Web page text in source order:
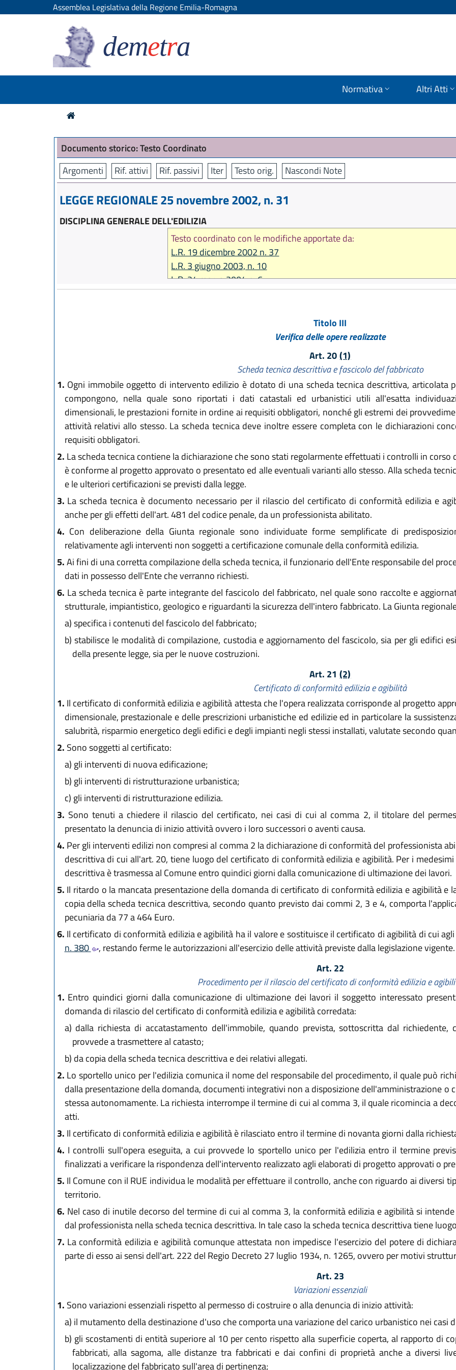
Assemblea Legislativa della Regione Emilia-Romagna
demetra
Normativa Altri Atti
Documento storico: Testo Coordinato
Argomenti
Rif. attivi Rif. passivi Iter Testo orig. Nascondi Note
LEGGE REGIONALE 25 novembre 2002, n. 31
DISCIPLINA GENERALE DELL'EDILIZIA
Testo coordinato con le modifiche apportate da:
L.R. 19 dicembre 2002 n. 37
L.R. 3 giugno 2003, n. 10
L.R. 24 marzo 2004 n. 6
L.R. 21 ottobre 2004 n. 23
Titolo III
Verifica delle opere realizzate
Art. 20(1)
Scheda tecnica descrittiva e fascicolo del fabbricato
1. Ogni immobile oggetto di intervento edilizio è dotato di una scheda tecnica descrittiva, articolata
compongono, nella quale sono riportati i dati catastali ed urbanistici utili all'esatta
dimensionali, le prestazioni fornite in ordine ai requisiti obbligatori, nonché gli estremi dei
attività relativi allo stesso. La scheda tecnica deve inoltre essere completa con le dichiarazioni
requisiti obbligatori.
2. La scheda tecnica contiene la dichiarazione che sono stati regolarmente effettuati i controlli in corso
è conforme al progetto approvato o presentato ed alle eventuali varianti allo stesso. Alla scheda
e le ulteriori certificazioni se previsti dalla legge.
3. La scheda tecnica è documento necessario per il rilascio del certificato di conformità edilizia e
anche per gli effetti dell'art. 481 del codice penale, da un professionista abilitato.
4. Con deliberazione della Giunta regionale sono individuate forme semplificate di
relativamente agli interventi non soggetti a certificazione comunale della conformità edilizia.
5.Ai fini di una corretta compilazione della scheda tecnica, il funzionario dell'Ente responsabile del
dati in possesso dell'Ente che verranno richiesti.
6. La scheda tecnica è parte integrante del fascicolo del fabbricato, nel quale sono raccolte e
strutturale, impiantistico, geologico e riguardanti la sicurezza dell'intero fabbricato. La Giunta
a)specifica i contenuti del fascicolo del fabbricato;
b) stabilisce le modalità di compilazione, custodia e aggiornamento del fascicolo, sia per gli edifici
della presente legge, sia per le nuove costruzioni.
Art. 21 (2)
Certificato di conformità edilizia e agibilità
1. Il certificato di conformità edilizia e agibilità attesta che l'opera realizzata corrisponde al progetto
dimensionale, prestazionale e delle prescrizioni urbanistiche ed edilizie ed in particolare la
salubrità, risparmio energetico degli edifici e degli impianti negli stessi installati, valutate secondo
2. Sono soggetti al certificato:
a) gli interventi di nuova edificazione;
b) gli interventi di ristrutturazione urbanistica;
c) gli interventi di ristrutturazione edilizia.
3. Sono tenuti a chiedere il rilascio del certificato, nei casi di cui al comma 2, il titolare del
presentato la denuncia di inizio attività ovvero i loro successori o aventi causa.
4. Per gli interventi edilizi non compresi al comma 2 la dichiarazione di conformità del professionista
descrittiva di cui all'art. 20, tiene luogo del certificato di conformità edilizia e agibilità. Per i
descrittiva è trasmessa al Comune entro quindici giorni dalla comunicazione di ultimazione dei lavori.
5. Il ritardo o la mancata presentazione della domanda di certificato di conformità edilizia e agibilità e
copia della scheda tecnica descrittiva, secondo quanto previsto dai commi 2, 3 e 4, comporta
pecuniaria da 77 a 464 Euro.
6. Il certificato di conformità edilizia e agibilità ha il valore e sostituisce il certificato di agibilità di cui
n. 380
, restando ferme le autorizzazioni all'esercizio delle attività previste dalla legislazione vigente.
Art. 22
Procedimento per il rilascio del certificato di conformità edilizia e
1. Entro quindici giorni dalla comunicazione di ultimazione dei lavori il soggetto interessato
domanda di rilascio del certificato di conformità edilizia e agibilità corredata:
a) dalla richiesta di accatastamento dell'immobile, quando prevista, sottoscritta dal
provvede a trasmettere al catasto;
b) da copia della scheda tecnica descrittiva e dei relativi allegati.
2. Lo sportello unico per l'edilizia comunica il nome del responsabile del procedimento, il quale può
dalla presentazione della domanda, documenti integrativi non a disposizione dell'amministrazione o
stessa autonomamente. La richiesta interrompe il termine di cui al comma 3, il quale ricomincia a
atti.
3. Il certificato di conformità edilizia e agibilità è rilasciato entro il termine di novanta giorni dalla
4. I controlli sull'opera eseguita, a cui provvede lo sportello unico per l'edilizia entro il termine
finalizzati a verificare la rispondenza dell'intervento realizzato agli elaborati di progetto approvati o
5. Il Comune con il RUE individua le modalità per effettuare il controllo, anche con riguardo ai diversi
territorio.
6. Nel caso di inutile decorso del termine di cui al comma 3, la conformità edilizia e agibilità si
dal professionista nella scheda tecnica descrittiva. In tale caso la scheda tecnica descrittiva tiene
7. La conformità edilizia e agibilità comunque attestata non impedisce l'esercizio del potere di
parte di esso ai sensi dell'art. 222 del Regio Decreto 27 luglio 1934, n. 1265, ovvero per motivi
Art. 23
Variazioni essenziali
1. Sono variazioni essenziali rispetto al permesso di costruire o alla denuncia di inizio attività:
a) il mutamento della destinazione d'uso che comporta una variazione del carico urbanistico nei casi
b) gli scostamenti di entità superiore al 10 per cento rispetto alla superficie coperta, al rapporto di
fabbricati, alla sagoma, alle distanze tra fabbricati e dai confini di proprietà anche a diversi
localizzazione del fabbricato sull'area di pertinenza;